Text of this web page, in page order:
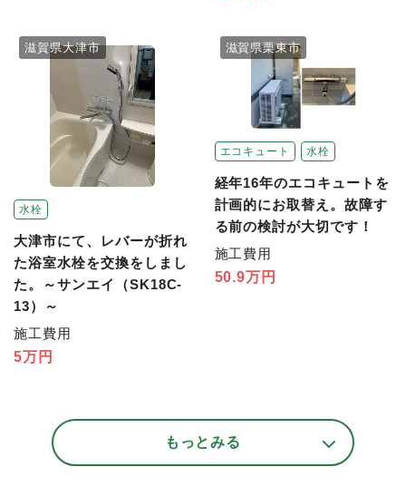
水栓
滋賀県大津市
大津市にて、レバーが折れ
た浴室水栓を交換をしまし
た。～サンエイ（SK18C-
13）～
施工費用
5万円
エコキュート 水栓
滋賀県栗東市
経年16年のエコキュートを
計画的にお取替え。故障す
る前の検討が大切です！
施工費用
50.9万円
もっとみる